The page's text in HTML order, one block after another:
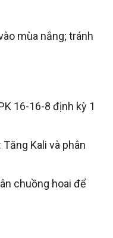
mùa nắng; tránh
16-16-8 định kỳ 1
Kali và phân
chuồng hoai để